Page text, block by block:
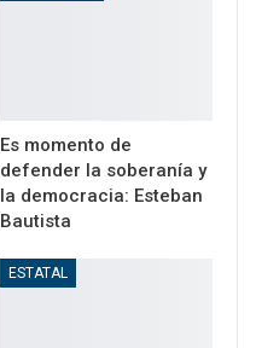
Es momento de
defender la soberanía y
la democracia: Esteban
Bautista
ESTATAL